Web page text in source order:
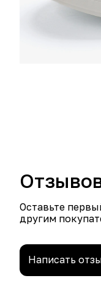
Оставьте
другим
Написать